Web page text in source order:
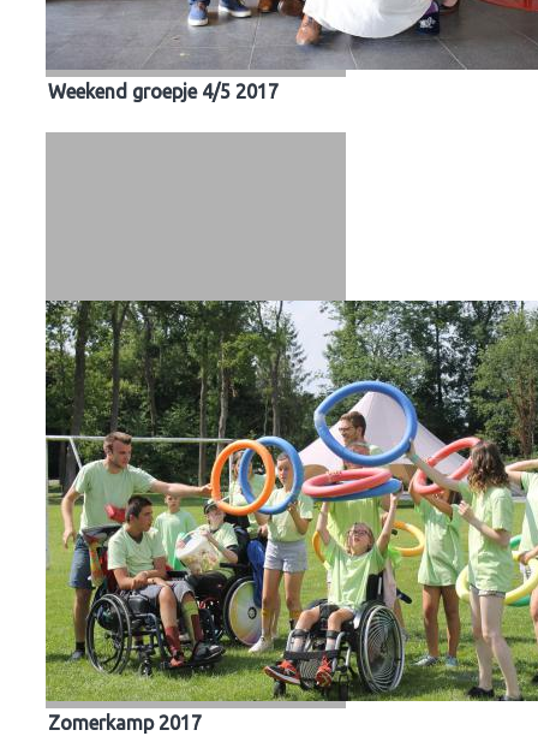
Weekend groepje 4/5 2017
Zomerkamp 2017